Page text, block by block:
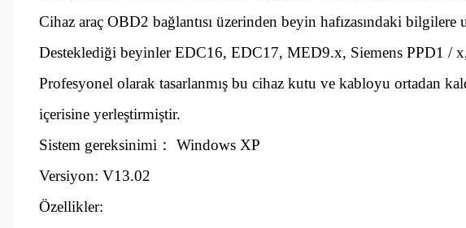
Cihaz araç OBD2 bağlantısı üzerinden beyin hafızasındaki
Desteklediği beyinler EDC16, EDC17, MED9.x, Siemens PPD1 /
Profesyonel olarak tasarlanmış bu cihaz kutu ve kabloyu ortadan
içerisine yerleştirmiştir.
Sistem gereksinimi ： Windows XP
Versiyon: V13.02
Özellikler: